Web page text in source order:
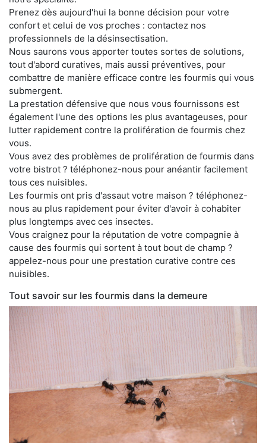
Prenez dès aujourd'hui la bonne décision pour votre
confort et celui de vos proches : contactez nos
professionnels de la désinsectisation.
Nous saurons vous apporter toutes sortes de solutions,
tout d'abord curatives, mais aussi préventives, pour
combattre de manière efficace contre les fourmis qui vous
submergent.
La prestation défensive que nous vous fournissons est
également l'une des options les plus avantageuses, pour
lutter rapidement contre la prolifération de fourmis chez
vous.
Vous avez des problèmes de prolifération de fourmis dans
votre bistrot ? téléphonez-nous pour anéantir facilement
tous ces nuisibles.
Les fourmis ont pris d'assaut votre maison ? téléphonez-
nous au plus rapidement pour éviter d'avoir à cohabiter
plus longtemps avec ces insectes.
Vous craignez pour la réputation de votre compagnie à
cause des fourmis qui sortent à tout bout de champ ?
appelez-nous pour une prestation curative contre ces
nuisibles.
Tout savoir sur les fourmis dans la demeure